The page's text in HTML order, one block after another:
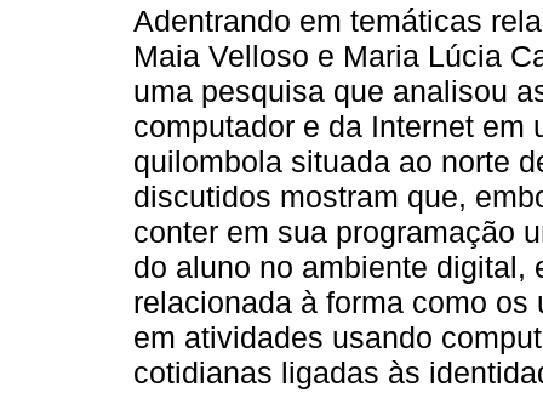
Adentrando em temáticas
Maia Velloso e Maria Lúcia
uma pesquisa que analisou
computador e da Internet em
quilombola situada ao norte
discutidos mostram que,
conter em sua programação
do aluno no ambiente digital,
relacionada à forma como
em atividades usando
cotidianas ligadas às